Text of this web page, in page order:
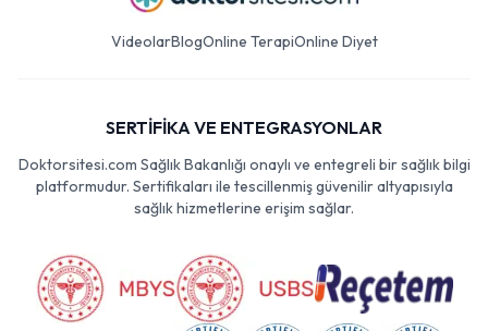
VideolarBlogOnline TerapiOnline Diyet
SERTİFİKA VE ENTEGRASYONLAR
Doktorsitesi.com Sağlık Bakanlığı onaylı ve entegreli bir sağlık bilgi
platformudur. Sertifikaları ile tescillenmiş güvenilir altyapısıyla
sağlık hizmetlerine erişim sağlar.